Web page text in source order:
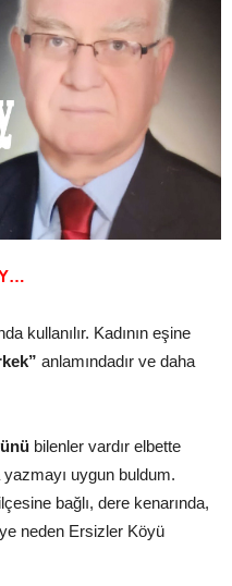
kullanılır. Kadının eşine
anlamındadır ve daha
bilenler vardır elbette
uygun buldum.
bağlı, dere kenarında,
neden Ersizler Köyü